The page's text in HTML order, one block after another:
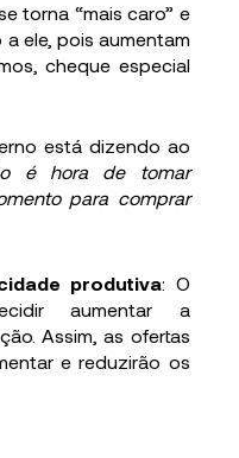
torna “mais caro” e
ele, pois aumentam
cheque especial
está dizendo ao
é hora de tomar
para comprar
produtiva: O
aumentar a
Assim, as ofertas
e reduzirão os